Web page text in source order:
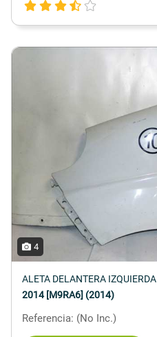
4
ALETA DELANTERA IZQUIERDA
2014 [M9RA6] (2014)
Referencia: (No Inc.)